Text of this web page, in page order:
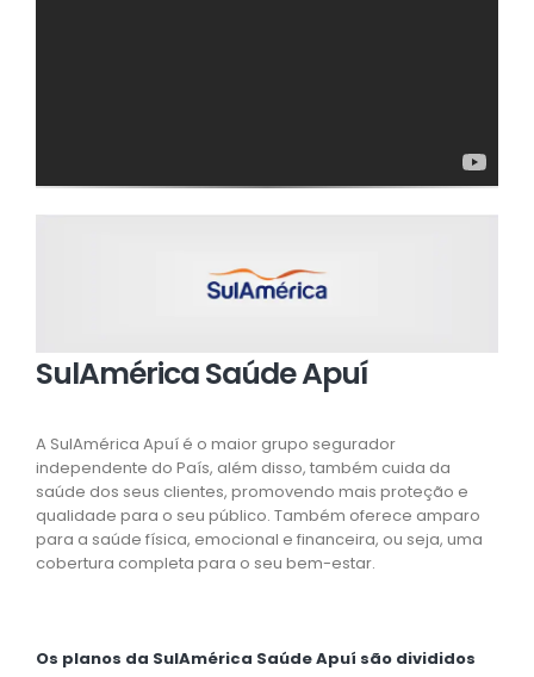
SulAmérica Saúde Apuí
A SulAmérica Apuí é o maior grupo segurador
independente do País, além disso, também cuida da
saúde dos seus clientes, promovendo mais proteção e
qualidade para o seu público. Também oferece amparo
para a saúde física, emocional e financeira, ou seja, uma
cobertura completa para o seu bem-estar.
Os planos da SulAmérica Saúde Apuí são divididos